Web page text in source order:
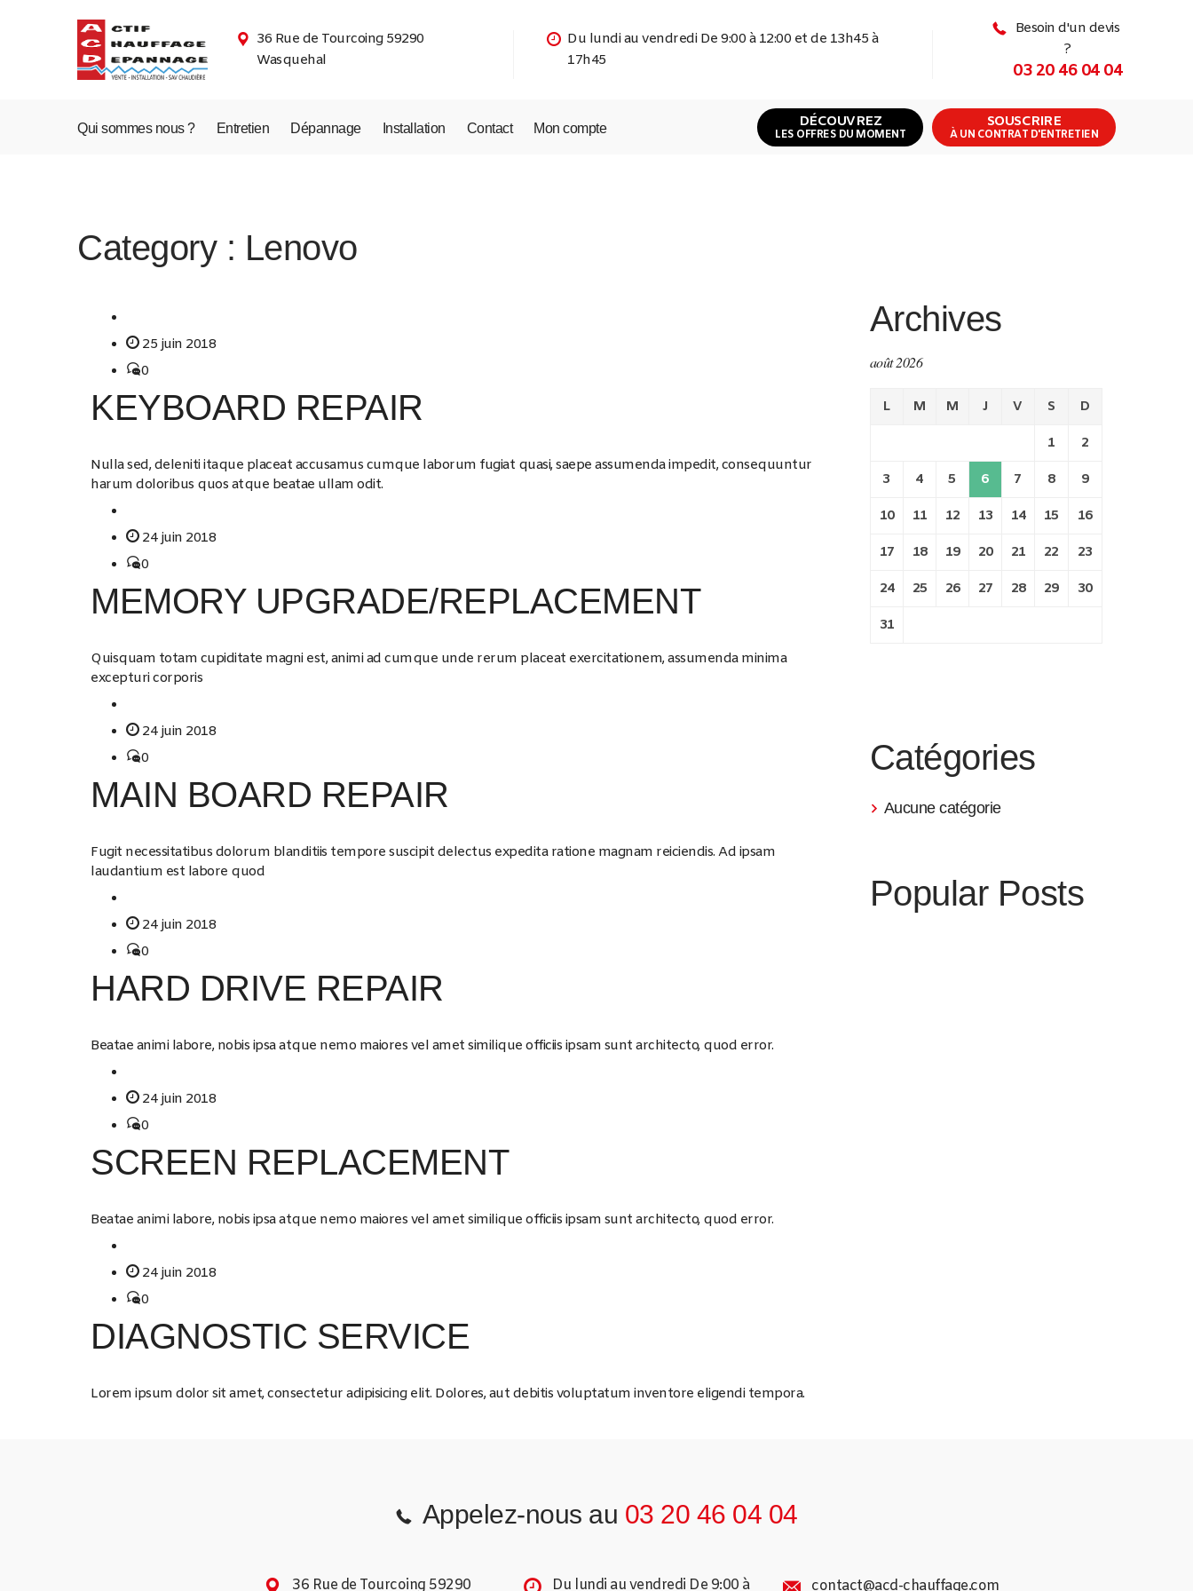
36 Rue de Tourcoing 59290
Wasquehal
Du lundi au vendredi De 9:00 à 12:00 et de 13h45 à
17h45
Besoin d'un devis
?
03 20 46 04 04
Qui sommes nous ? Entretien Dépannage Installation Contact Mon compte DÉCOUVREZ
LES OFFRES DU MOMENT
SOUSCRIRE
À UN CONTRAT D'ENTRETIEN
Category : Lenovo
25 juin 2018
0
KEYBOARD REPAIR
Nulla sed, deleniti itaque placeat accusamus cumque laborum fugiat quasi, saepe assumenda impedit, consequuntur
harum doloribus quos atque beatae ullam odit.
24 juin 2018
0
MEMORY UPGRADE/REPLACEMENT
Quisquam totam cupiditate magni est, animi ad cumque unde rerum placeat exercitationem, assumenda minima
excepturi corporis
24 juin 2018
0
MAIN BOARD REPAIR
Fugit necessitatibus dolorum blanditiis tempore suscipit delectus expedita ratione magnam reiciendis. Ad ipsam
laudantium est labore quod
24 juin 2018
0
HARD DRIVE REPAIR
Beatae animi labore, nobis ipsa atque nemo maiores vel amet similique officiis ipsam sunt architecto, quod error.
24 juin 2018
0
SCREEN REPLACEMENT
Beatae animi labore, nobis ipsa atque nemo maiores vel amet similique officiis ipsam sunt architecto, quod error.
24 juin 2018
0
DIAGNOSTIC SERVICE
Lorem ipsum dolor sit amet, consectetur adipisicing elit. Dolores, aut debitis voluptatum inventore eligendi tempora.
Archives
août 2026
L M M J V S D
1 2
3 4 5 6 7 8 9
10 11 12 13 14 15 16
17 18 19 20 21 22 23
24 25 26 27 28 29 30
31
Catégories
Aucune catégorie
Popular Posts
Appelez-nous au 03 20 46 04 04
36 Rue de Tourcoing 59290 Du lundi au vendredi De 9:00 à contact@acd-chauffage.com